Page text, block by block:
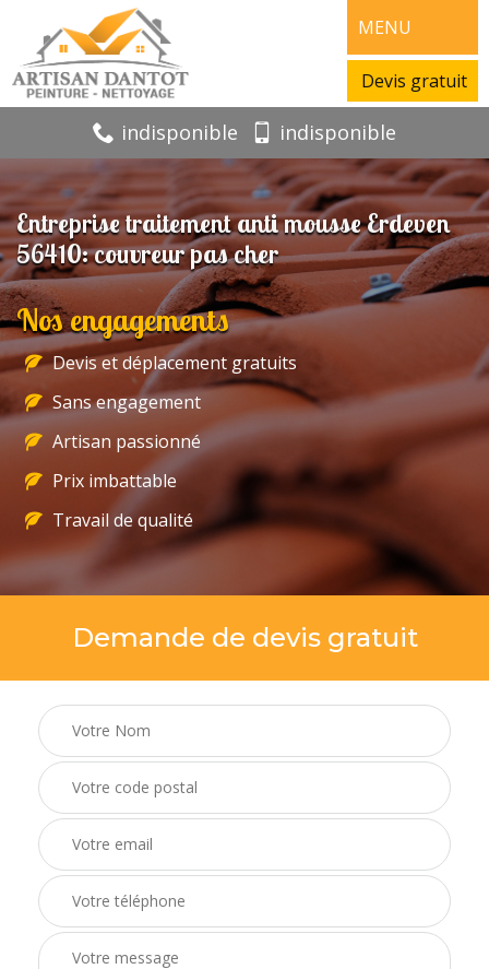
MENU
Devis gratuit
indisponible indisponible
Entreprise traitement anti mousse Erdeven
56410: couvreur pas cher
Nos engagements
Devis et déplacement gratuits
Sans engagement
Artisan passionné
Prix imbattable
Travail de qualité
Demande de devis gratuit